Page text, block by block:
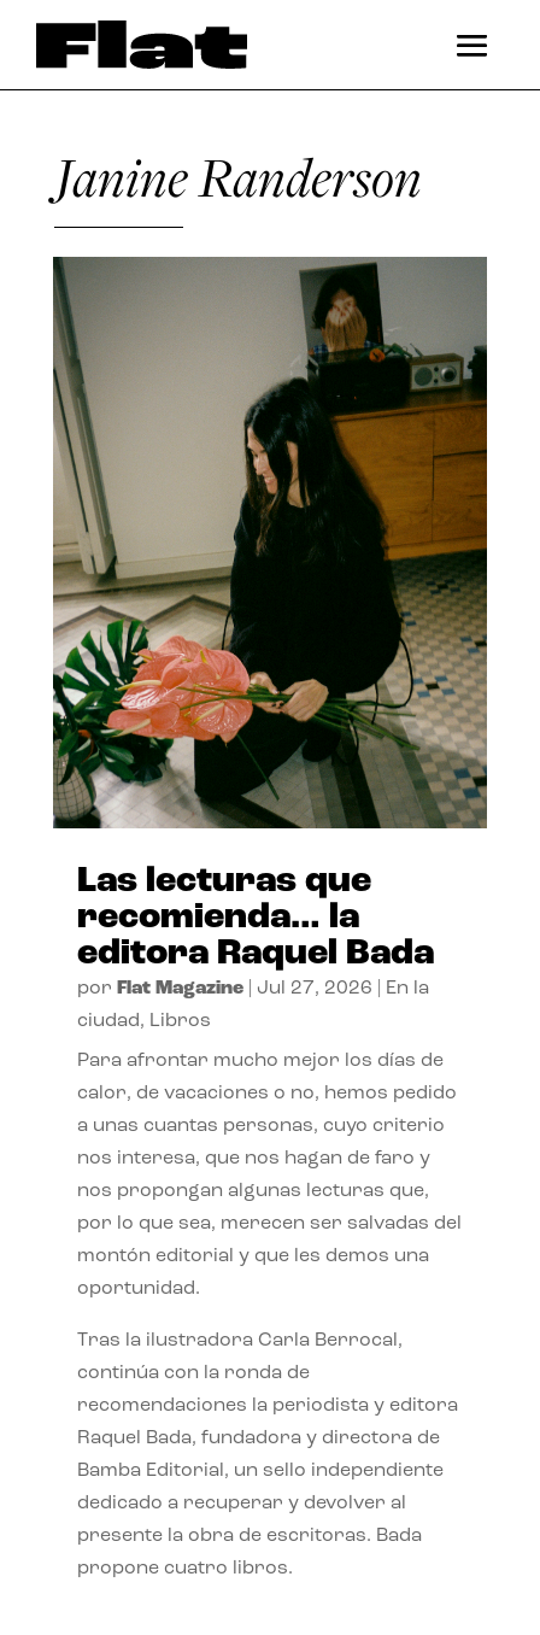
Janine Randerson
Las lecturas que
recomienda… la
editora Raquel Bada
por Flat Magazine| Jul 27, 2026
En la
ciudad, Libros
Para afrontar mucho mejor los días de
calor, de vacaciones o no, hemos pedido
a unas cuantas personas, cuyo criterio
nos interesa, que nos hagan de faro y
nos propongan algunas lecturas que,
por lo que sea, merecen ser salvadas del
montón editorial y que les demos una
oportunidad.
Tras la ilustradora Carla Berrocal,
continúa con la ronda de
recomendaciones la periodista y editora
Raquel Bada, fundadora y directora de
Bamba Editorial, un sello independiente
dedicado a recuperar y devolver al
presente la obra de escritoras. Bada
propone cuatro libros.